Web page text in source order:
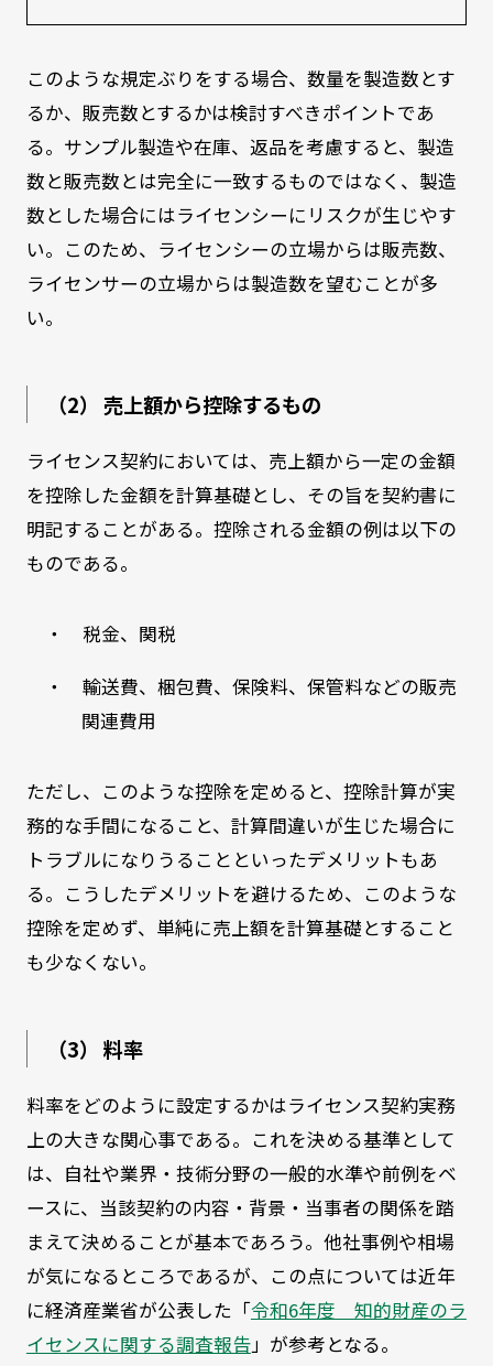
このような規定ぶりをする場合、数量を製造数とす
るか、販売数とするかは検討すべきポイントであ
る。サンプル製造や在庫、返品を考慮すると、製造
数と販売数とは完全に一致するものではなく、製造
数とした場合にはライセンシーにリスクが生じやす
い。このため、ライセンシーの立場からは販売数、
ライセンサーの立場からは製造数を望むことが多
い。
（2） 売上額から控除するもの
ライセンス契約においては、売上額から一定の金額
を控除した金額を計算基礎とし、その旨を契約書に
明記することがある。控除される金額の例は以下の
ものである。
・ 税金、関税
・ 輸送費、梱包費、保険料、保管料などの販売
関連費用
ただし、このような控除を定めると、控除計算が実
務的な手間になること、計算間違いが生じた場合に
トラブルになりうることといったデメリットもあ
る。こうしたデメリットを避けるため、このような
控除を定めず、単純に売上額を計算基礎とすること
も少なくない。
（3） 料率
料率をどのように設定するかはライセンス契約実務
上の大きな関心事である。これを決める基準として
は、自社や業界・技術分野の一般的水準や前例をベ
ースに、当該契約の内容・背景・当事者の関係を踏
まえて決めることが基本であろう。他社事例や相場
が気になるところであるが、この点については近年
に経済産業省が公表した「令和6年度 知的財産のラ
イセンスに関する調査報告」が参考となる。